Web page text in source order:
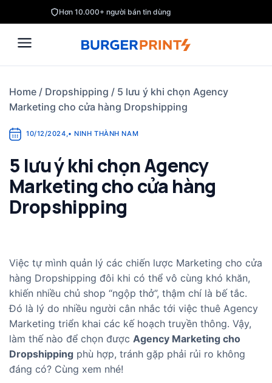
to
content
Hơn 10.000+ người bán tin dùng
Home / Dropshipping / 5 lưu ý khi chọn Agency
Marketing cho cửa hàng Dropshipping
10/12/2024,• NINH THÀNH NAM
5 lưu ý khi chọn Agency
Marketing cho cửa hàng
Dropshipping
Việc tự mình quản lý các chiến lược Marketing cho cửa
hàng Dropshipping đôi khi có thể vô cùng khó khăn,
khiến nhiều chủ shop “ngộp thở”, thậm chí là bế tắc.
Đó là lý do nhiều người cân nhắc tới việc thuê Agency
Marketing triển khai các kế hoạch truyền thông. Vậy,
làm thế nào để chọn được Agency Marketing cho
Dropshipping phù hợp, tránh gặp phải rủi ro không
đáng có? Cùng xem nhé!